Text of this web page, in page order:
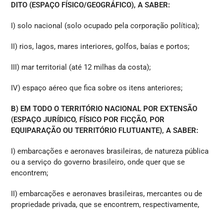
DITO (ESPAÇO FÍSICO/GEOGRÁFICO), A SABER:
I) solo nacional (solo ocupado pela corporação política);
II) rios, lagos, mares interiores, golfos, baías e portos;
III) mar territorial (até 12 milhas da costa);
IV) espaço aéreo que fica sobre os itens anteriores;
B) EM TODO O TERRITÓRIO NACIONAL POR EXTENSÃO
(ESPAÇO JURÍDICO, FÍSICO POR FICÇÃO, POR
EQUIPARAÇÃO OU TERRITÓRIO FLUTUANTE), A SABER:
I) embarcações e aeronaves brasileiras, de natureza pública
ou a serviço do governo brasileiro, onde quer que se
encontrem;
II) embarcações e aeronaves brasileiras, mercantes ou de
propriedade privada, que se encontrem, respectivamente,